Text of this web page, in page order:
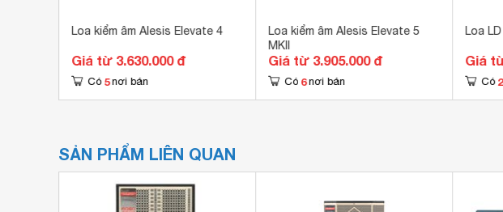
Loa kiểm âm Alesis Elevate 4
Giá từ 3.630.000 đ
Có 5 nơi bán
Loa kiểm âm Alesis Elevate 5
MKII
Giá từ 3.905.000 đ
Có 6 nơi bán
Loa
Giá
Có 2
SẢN PHẨM LIÊN QUAN